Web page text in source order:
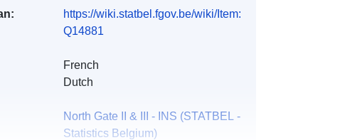
https://wiki.statbel.fgov.be/wiki/Item:
Q14881
French
Dutch
North Gate II & III - INS (STATBEL -
Statistics Belgium)